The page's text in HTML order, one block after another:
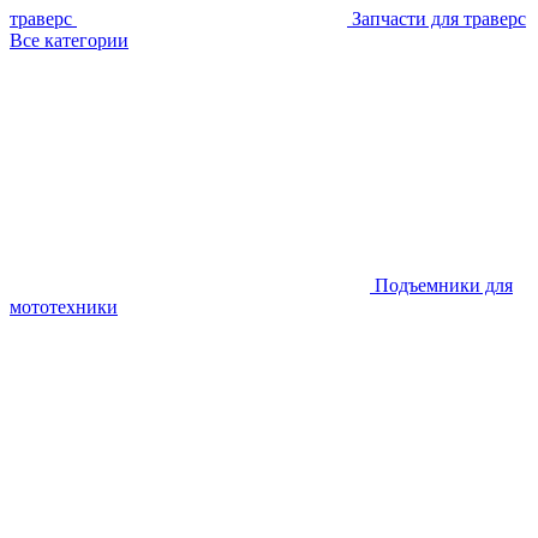
траверс
Запчасти для траверс
Все категории
Подъемники для
мототехники